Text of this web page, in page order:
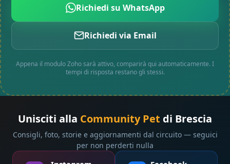
Richiedi su WhatsApp
Richiedi via Email
Appena il modulo Zoho sarà attivo, comparirà qui automaticamente. I
tempi di risposta restano gli stessi.
Unisciti alla Community Pet di Brescia
Consigli, foto, storie e aggiornamenti dal circuito — seguici
per non perderti nulla